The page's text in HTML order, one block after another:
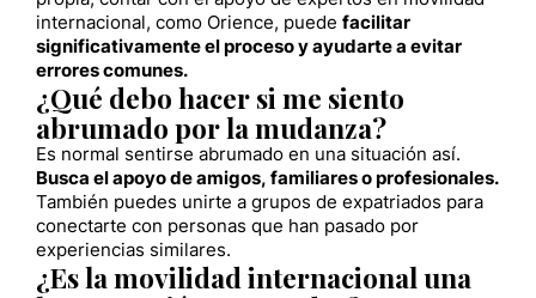
internacional, como Orience, puede facilitar
significativamente el proceso y ayudarte a evitar
errores comunes.
¿Qué debo hacer si me siento
abrumado por la mudanza?
Es normal sentirse abrumado en una situación así.
Busca el apoyo de amigos, familiares o profesionales.
También puedes unirte a grupos de expatriados para
conectarte con personas que han pasado por
experiencias similares.
¿Es la movilidad internacional una